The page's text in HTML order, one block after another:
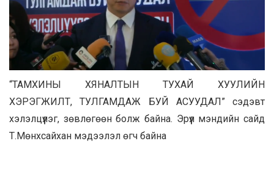
“ТАМХИНЫ ХЯНАЛТЫН ТУХАЙ ХУУЛИЙН
ХЭРЭГЖИЛТ, ТУЛГАМДАЖ БУЙ АСУУДАЛ” сэдэвт
хэлэлцүүлэг, зөвлөгөөн болж байна. Эрүүл мэндийн сайд
Т.Мөнхсайхан мэдээлэл өгч байна